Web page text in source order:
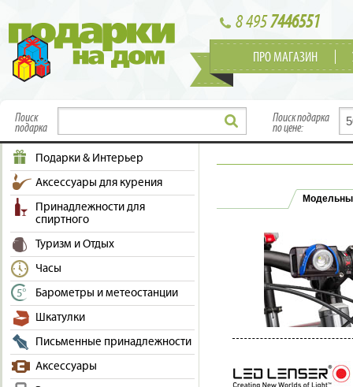
8 4957446551
ПРО МАГАЗИН
Поиск
подарка
Поиск подарка
по цене:
Подарки & Интерьер
Аксессуары для курения
Принадлежности для
спиртного
Туризм и Отдых
Часы
Барометры и метеостанции
Шкатулки
Письменные принадлежности
Аксессуары